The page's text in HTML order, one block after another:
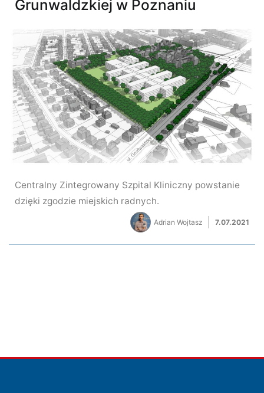
Grunwaldzkiej w Poznaniu
Centralny Zintegrowany Szpital Kliniczny powstanie
dzięki zgodzie miejskich radnych.
Adrian Wojtasz 7.07.2021